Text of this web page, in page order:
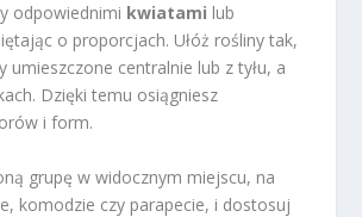
odpowiednimi kwiatami lub
o proporcjach. Ułóż rośliny tak,
umieszczone centralnie lub z tyłu, a
Dzięki temu osiągniesz
i form.
grupę w widocznym miejscu, na
komodzie czy parapecie, i dostosuj